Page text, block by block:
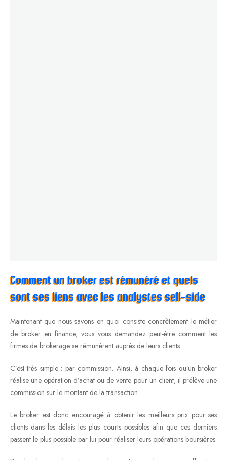
Comment un broker est rémunéré et quels
sont ses liens avec les analystes sell-side
Maintenant que nous savons en quoi consiste concrètement le métier
de broker en finance, vous vous demandez peut-être comment les
firmes de brokerage se rémunèrent auprès de leurs clients.
C’est très simple : par commission. Ainsi, à chaque fois qu’un broker
réalise une opération d’achat ou de vente pour un client, il prélève une
commission sur le montant de la transaction.
Le broker est donc encouragé à obtenir les meilleurs prix pour ses
clients dans les délais les plus courts possibles afin que ces derniers
passent le plus possible par lui pour réaliser leurs opérations boursières.